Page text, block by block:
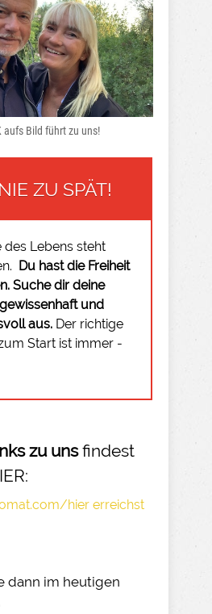
aufs Bild führt zu uns!
ZU SPÄT!
des Lebens steht
Du hast die Freiheit
Suche dir deine
und
aus. Der richtige
Start ist immer -
zu unsfindest
hier erreichst
dann im heutigen